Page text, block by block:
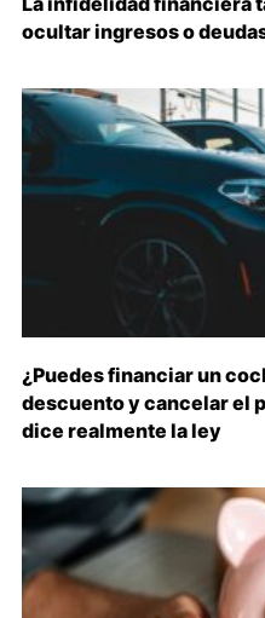
ocultar ingresos o
¿Puedes financiar un
descuento y cancelar el
dice realmente la ley